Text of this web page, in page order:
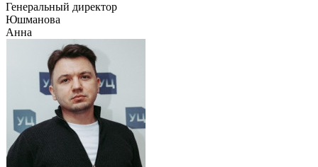
Генеральный директор
Юшманова
Анна